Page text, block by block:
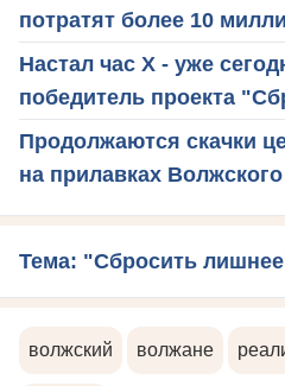
потратят более 10
Настал час Х - уже
победитель проекта
Продолжаются скачки
на прилавках Волжского
Тема: "Сбросить
волжский волжане